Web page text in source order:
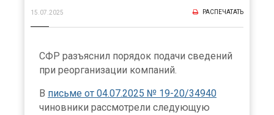
15.07.2025 РАСПЕЧАТАТЬ
СФР разъяснил порядок подачи сведений
при реорганизации компаний.
В письме от 04.07.2025 № 19-20/34940
чиновники рассмотрели следующую